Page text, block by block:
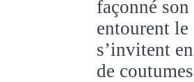
façonné
entourent le
s’invitent
de